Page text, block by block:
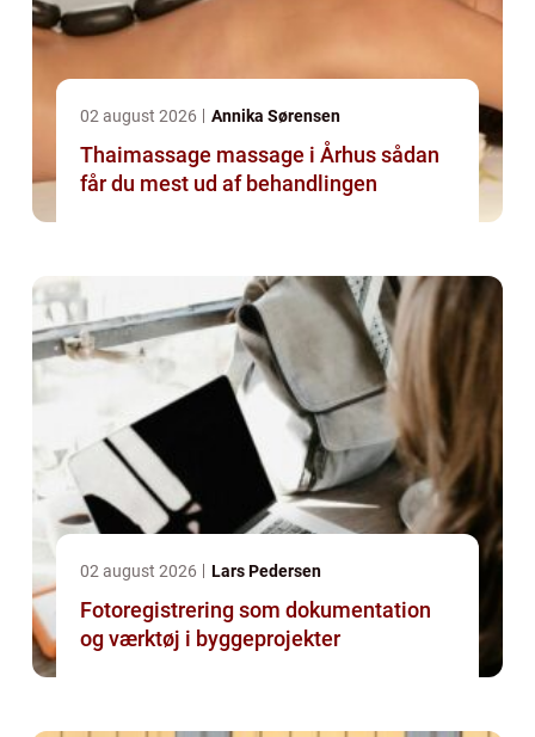
02 august 2026 Annika Sørensen
Thaimassage massage i Århus sådan
får du mest ud af behandlingen
02 august 2026 Lars Pedersen
Fotoregistrering som dokumentation
og værktøj i byggeprojekter